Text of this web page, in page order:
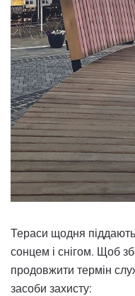
Тераси щодня
сонцем і снігом. Щоб
продовжити термін
засоби захисту: